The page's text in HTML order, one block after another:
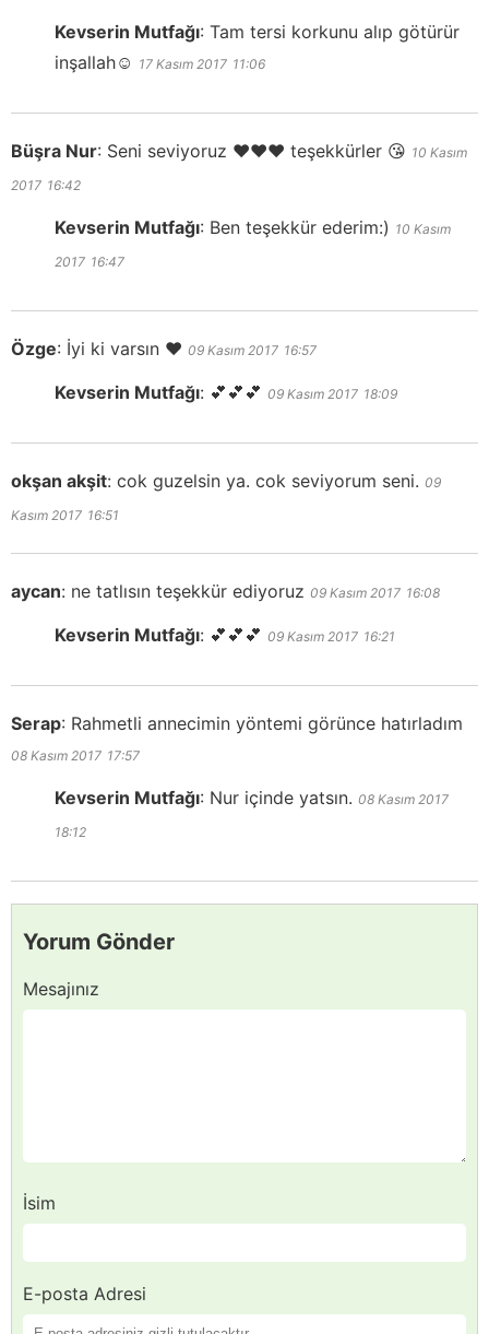
Kevserin Mutfağı: Tam tersi korkunu alıp götürür
inşallah☺️ 17 Kasım 2017 11:06
Büşra Nur: Seni seviyoruz ❤️❤️❤️ teşekkürler 😘 10 Kasım
2017 16:42
Kevserin Mutfağı: Ben teşekkür ederim:) 10 Kasım
2017 16:47
Özge: İyi ki varsın ❤️ 09 Kasım 2017 16:57
Kevserin Mutfağı: 💕💕💕 09 Kasım 2017 18:09
okşan akşit: cok guzelsin ya. cok seviyorum seni. 09
Kasım 2017 16:51
aycan: ne tatlısın teşekkür ediyoruz 09 Kasım 2017 16:08
Kevserin Mutfağı: 💕💕💕 09 Kasım 2017 16:21
Serap: Rahmetli annecimin yöntemi görünce hatırladım
08 Kasım 2017 17:57
Kevserin Mutfağı: Nur içinde yatsın. 08 Kasım 2017
18:12
Yorum Gönder
Mesajınız
İsim
E-posta Adresi